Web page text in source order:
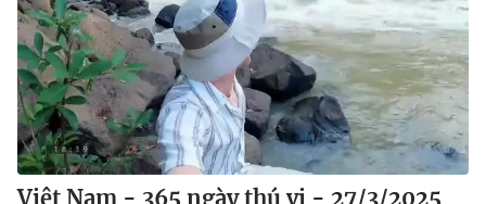
Việt Nam - 365 ngày thú vị - 27/3/2025